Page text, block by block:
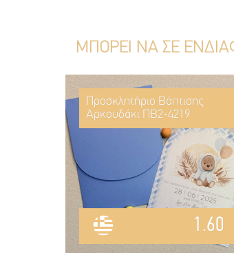
ΜΠΟΡΕΙ ΝΑ ΣΕ
Προσκλητήριο Βάπτισης
Αρκουδάκι ΠΒ2-4219
1.60